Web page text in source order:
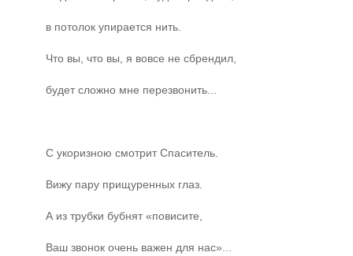
в потолок упирается нить.
Что вы, что вы, я вовсе не сбрендил,
будет сложно мне перезвонить...
С укоризною смотрит Спаситель.
Вижу пару прищуренных глаз.
А из трубки бубнят «повисите,
Ваш звонок очень важен для нас»...